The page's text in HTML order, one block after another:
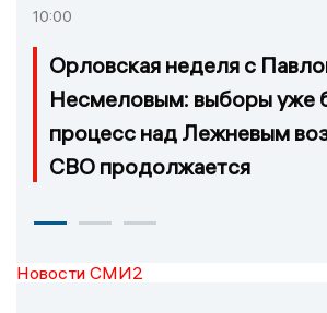
10:00
Орловская неделя с
Несмеловым: выборы уже
процесс над Лежневым
СВО продолжается
Новости СМИ2